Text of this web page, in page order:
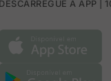
DESCARREGUE A APP |